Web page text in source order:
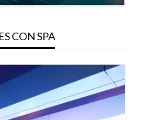
CON SPA